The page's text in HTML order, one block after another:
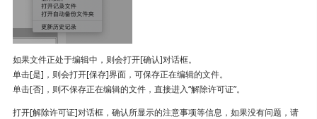
如果文件正处于编辑中，则会打开[确认]对话框。
单击[是]，则会打开[保存]界面，可保存正在编辑的文件。
单击[否]，则不保存正在编辑的文件，直接进入“解除许可证”。
打开[解除许可证]对话框，确认所显示的注意事项等信息，如果没有问题，请